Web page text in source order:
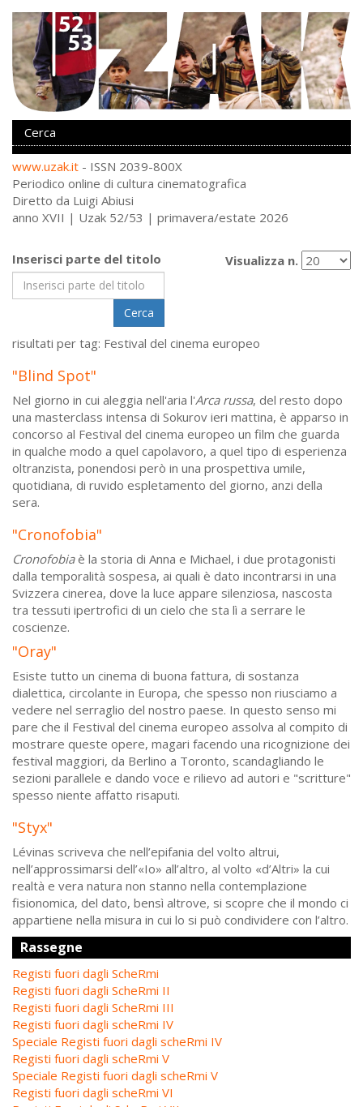
www.uzak.it - ISSN 2039-800X
Periodico online di cultura cinematografica
Diretto da Luigi Abiusi
anno XVII | Uzak 52/53 | primavera/estate 2026
Inserisci parte del titolo
Cerca
Visualizza n.
risultati per tag: Festival del cinema europeo
"Blind Spot"
Nel giorno in cui aleggia nell'aria l'Arca russa, del resto dopo
una masterclass intensa di Sokurov ieri mattina, è apparso in
concorso al Festival del cinema europeo un film che guarda
in qualche modo a quel capolavoro, a quel tipo di esperienza
oltranzista, ponendosi però in una prospettiva umile,
quotidiana, di ruvido espletamento del giorno, anzi della
sera.
"Cronofobia"
Cronofobiaè la storia di Anna e Michael, i due protagonisti
dalla temporalità sospesa, ai quali è dato incontrarsi in una
Svizzera cinerea, dove la luce appare silenziosa, nascosta
tra tessuti ipertrofici di un cielo che sta lì a serrare le
coscienze.
"Oray"
Esiste tutto un cinema di buona fattura, di sostanza
dialettica, circolante in Europa, che spesso non riusciamo a
vedere nel serraglio del nostro paese. In questo senso mi
pare che il Festival del cinema europeo assolva al compito di
mostrare queste opere, magari facendo una ricognizione dei
festival maggiori, da Berlino a Toronto, scandagliando le
sezioni parallele e dando voce e rilievo ad autori e "scritture"
spesso niente affatto risaputi.
"Styx"
Lévinas scriveva che nell’epifania del volto altrui,
nell’approssimarsi dell’«Io» all’altro, al volto «d’Altri» la cui
realtà e vera natura non stanno nella contemplazione
fisionomica, del dato, bensì altrove, si scopre che il mondo ci
appartiene nella misura in cui lo si può condividere con l’altro.
Rassegne
Registi fuori dagli ScheRmi
Registi fuori dagli ScheRmi II
Registi fuori dagli ScheRmi III
Registi fuori dagli scheRmi IV
Speciale Registi fuori dagli scheRmi IV
Registi fuori dagli scheRmi V
Speciale Registi fuori dagli scheRmi V
Registi fuori dagli scheRmi VI